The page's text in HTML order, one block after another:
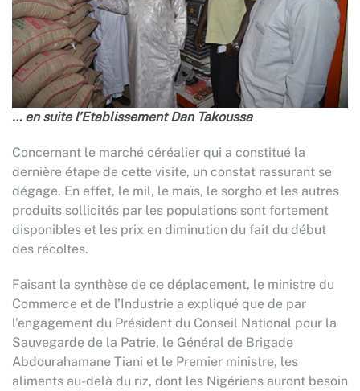
… en suite l’Etablissement Dan Takoussa
Concernant le marché céréalier qui a constitué la
dernière étape de cette visite, un constat rassurant se
dégage. En effet, le mil, le maïs, le sorgho et les autres
produits sollicités par les populations sont fortement
disponibles et les prix en diminution du fait du début
des récoltes.
Faisant la synthèse de ce déplacement, le ministre du
Commerce et de l’Industrie a expliqué que de par
l’engagement du Président du Conseil National pour la
Sauvegarde de la Patrie, le Général de Brigade
Abdourahamane Tiani et le Premier ministre, les
aliments au-delà du riz, dont les Nigériens auront besoin